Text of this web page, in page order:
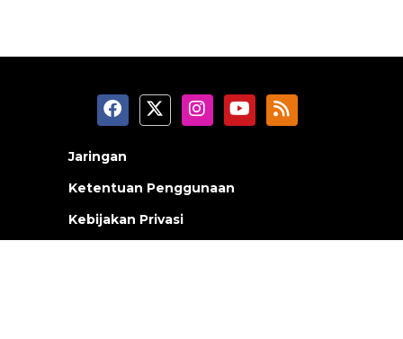
Jaringan
Ketentuan Penggunaan
Kebijakan Privasi